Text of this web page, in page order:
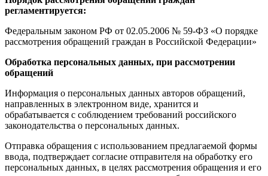
регламентируется:
Федеральным законом РФ от 02.05.2006 № 59-ФЗ «О порядке
рассмотрения обращений граждан в Российской Федерации»
Обработка персональных данных, при рассмотрении
обращений
Информация о персональных данных авторов обращений,
направленных в электронном виде, хранится и
обрабатывается с соблюдением требований российского
законодательства о персональных данных.
Отправка обращения с использованием предлагаемой формы
ввода, подтверждает согласие отправителя на обработку его
персональных данных, в целях рассмотрения обращения и его